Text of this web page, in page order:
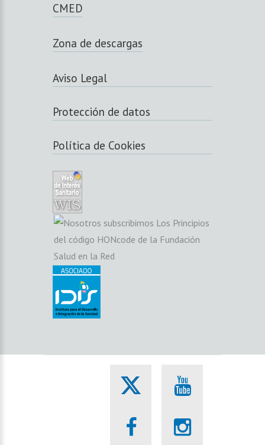
CMED
Zona de descargas
Aviso Legal
Protección de datos
Política de Cookies